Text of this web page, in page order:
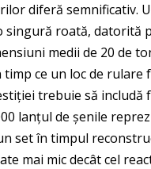
diferă semnificativ.
singură roată, datorită
medii de 20 de
timp ce un loc de
trebuie să includă
lanțul de șenile
set în timpul
mai mic decât cel